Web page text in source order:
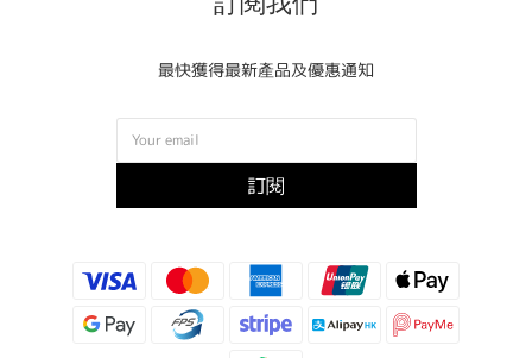
最快獲得最新產品及優惠通知
訂閱